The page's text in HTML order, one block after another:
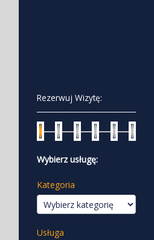
Rezerwuj Wizytę:
Wybierz usługę:
Kategoria
Usługa